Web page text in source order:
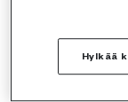
Hylkää